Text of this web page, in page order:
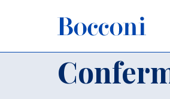
Briciole di pane
Home Per studenti iscritti